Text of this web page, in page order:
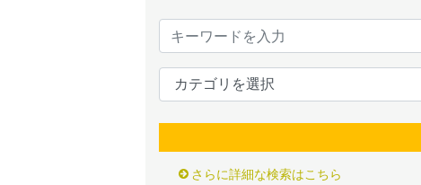
さらに詳細な検索はこちら